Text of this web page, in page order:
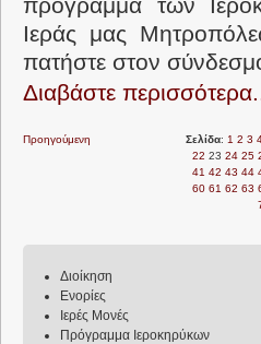
Ιεράς μας
πατήστε στον
Διαβάστε
Προηγούμενη Σελίδα: 1 2 3
22 23 24 25
41 42 43 44
60 61 62 63
Διοίκηση
Ενορίες
Ιερές Μονές
Πρόγραμμα Ιεροκηρύκων